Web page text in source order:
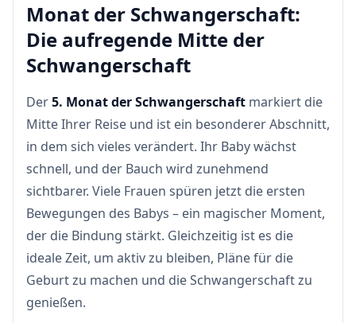
Monat der Schwangerschaft:
Die aufregende Mitte der
Schwangerschaft
Der5. Monat der Schwangerschaft markiert die
Mitte Ihrer Reise und ist ein besonderer Abschnitt,
in dem sich vieles verändert. Ihr Baby wächst
schnell, und der Bauch wird zunehmend
sichtbarer. Viele Frauen spüren jetzt die ersten
Bewegungen des Babys – ein magischer Moment,
der die Bindung stärkt. Gleichzeitig ist es die
ideale Zeit, um aktiv zu bleiben, Pläne für die
Geburt zu machen und die Schwangerschaft zu
genießen.